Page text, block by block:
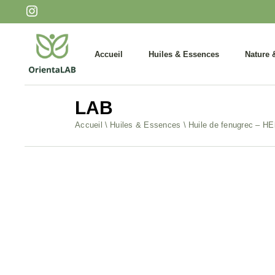
Accueil Huiles & Essences
Huiles végétales
Soins ciblés
Nature
Miels
Huiles essentielles
Infusions
LAB
Accueil Huiles & Essences Huile de fenugrec –